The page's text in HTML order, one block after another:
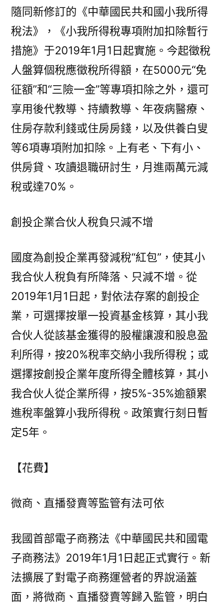
隨同新修訂的《中華國民共和國小我所得
稅法》，《小我所得稅專項附加扣除暫行
措施》于2019年1月1日起實施。今起徵稅
人盤算個稅應徵稅所得額，在5000元“免
征額”和“三險一金”等專項扣除之外，還可
享用後代教導、持續教導、年夜病醫療、
住房存款利錢或住房房錢，以及供養白叟
等6項專項附加扣除。上有老、下有小、
供房貸、攻讀退職研討生，月進兩萬元減
稅或達70%。
創投企業合伙人稅負只減不增
國度為創投企業再發減稅“紅包”，使其小
我合伙人稅負有所降落、只減不增。從
2019年1月1日起，對依法存案的創投企
業，可選擇按單一投資基金核算，其小我
合伙人從該基金獲得的股權讓渡和股息盈
利所得，按20%稅率交納小我所得稅；或
選擇按創投企業年度所得全體核算，其小
我合伙人從企業所得，按5%-35%逾額累
進稅率盤算小我所得稅。政策實行刻日暫
定5年。
【花費】
微商、直播發賣等監管有法可依
我國首部電子商務法《中華國民共和國電
子商務法》2019年1月1日起正式實行。新
法擴展了對電子商務運營者的界說涵蓋
面，將微商、直播發賣等歸入監管，明白